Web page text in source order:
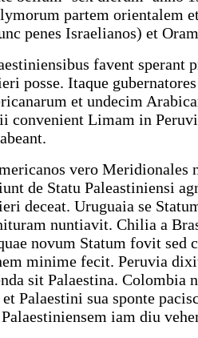
partem orientalem
penes Israelianos) et
favent sperant
posse. Itaque
et undecim
convenient Limam in
vero Meridionales
de Statu Paleastiniensi
deceat. Uruguaia se
nuntiavit. Chilia a
novum Statum fovit sed
minime fecit. Peruvia
sit Palaestina. Colombia
Palaestini sua sponte
iam diu